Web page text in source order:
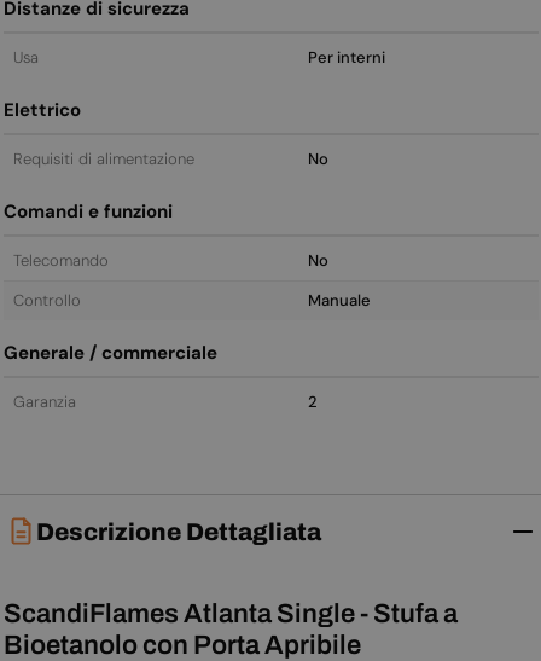
Distanze di sicurezza
Usa Per interni
Elettrico
Requisiti di alimentazione No
Comandi e funzioni
Telecomando
No
Controllo
Manuale
Generale / commerciale
Garanzia 2
Descrizione Dettagliata
ScandiFlames Atlanta Single - Stufa a
Bioetanolo con Porta Apribile